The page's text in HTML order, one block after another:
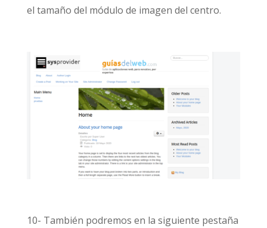
el tamaño del módulo de imagen del centro.
10- También podremos en la siguiente pestaña